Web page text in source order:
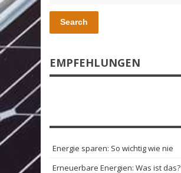
Search
EMPFEHLUNGEN
Energie sparen: So wichtig wie nie
Erneuerbare Energien: Was ist das?